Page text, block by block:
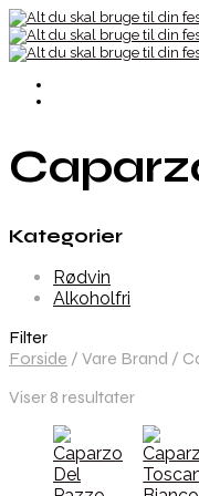
Kategorier
Rødvin
Alkoholfri
Filter
Forside / Vare Brand /
Viser 8 resultater